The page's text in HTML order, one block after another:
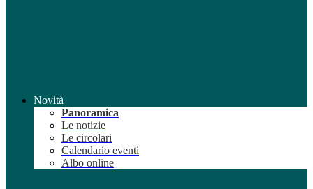
Novità
Panoramica
Le notizie
Le circolari
Calendario eventi
Albo online